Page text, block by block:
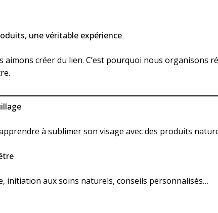
une véritable expérience
aimons créer du lien. C’est pourquoi nous organisons
à sublimer son visage avec des produits
initiation aux soins naturels, conseils personnalisés…